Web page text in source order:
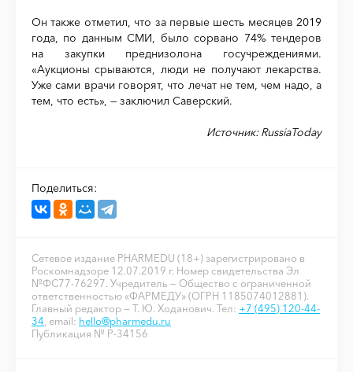
Он также отметил, что за первые шесть месяцев 2019
года, по данным СМИ, было сорвано 74% тендеров
на закупки преднизолона госучреждениями.
«Аукционы срываются, люди не получают лекарства.
Уже сами врачи говорят, что лечат не тем, чем надо, а
тем, что есть», — заключил Саверский.
Источник: RussiaToday
Поделиться:
Сетевое издание PHARMEDU (18+) зарегистрировано в
Роскомнадзоре 12.07.2019 г. Номер свидетельства Эл
№ФС77-76297. Учредитель — Общество с ограниченной
ответственностью «ФАРМЕДУ» (ОГРН 1185074012881).
Главный редактор — Т. Ю. Ходанович. Тел: +7 (495) 120-44-
34 , email: hello@pharmedu.ru
Публикация № P-34156